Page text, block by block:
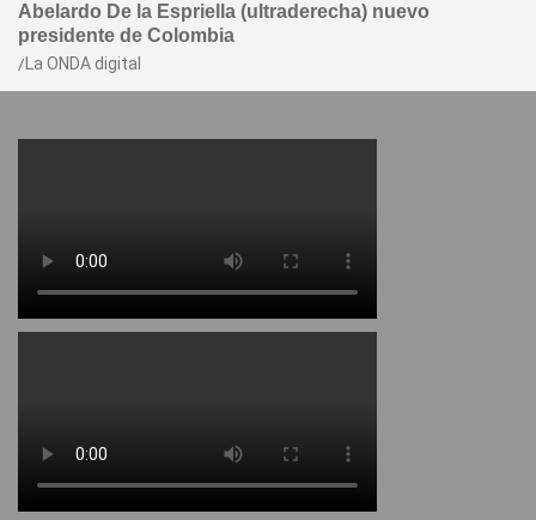
Abelardo De la Espriella (ultraderecha) nuevo
presidente de Colombia
La ONDA digital